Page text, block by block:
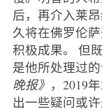
后，再介入莱
久将在佛罗伦
积极成果。 但
是他所处理过
晚报》 ，2019
出一些疑问或许